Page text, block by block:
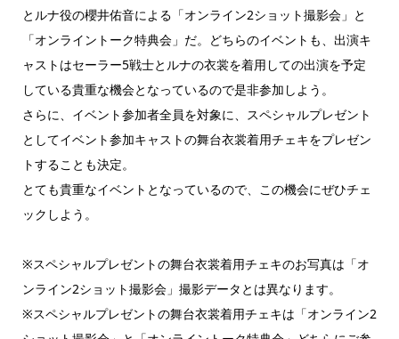
とルナ役の櫻井佑音による「オンライン2ショット撮影会」と
「オンライントーク特典会」だ。どちらのイベントも、出演キ
ャストはセーラー5戦士とルナの衣裳を着用しての出演を予定
している貴重な機会となっているので是非参加しよう。
さらに、イベント参加者全員を対象に、スペシャルプレゼント
としてイベント参加キャストの舞台衣裳着用チェキをプレゼン
トすることも決定。
とても貴重なイベントとなっているので、この機会にぜひチェ
ックしよう。
※スペシャルプレゼントの舞台衣裳着用チェキのお写真は「オ
ンライン2ショット撮影会」撮影データとは異なります。
※スペシャルプレゼントの舞台衣裳着用チェキは「オンライン2